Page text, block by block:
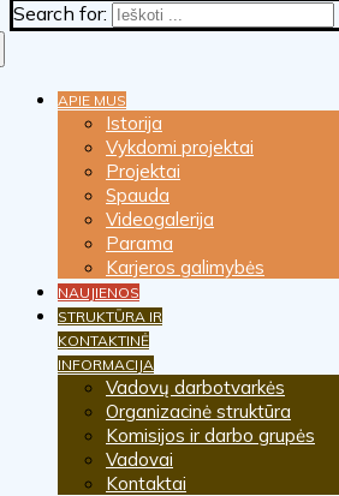
Search for:
APIE MUS
Istorija
Vykdomi projektai
Projektai
Spauda
Videogalerija
Parama
Karjeros galimybės
NAUJIENOS
STRUKTŪRA IR
KONTAKTINĖ
INFORMACIJA
Vadovų darbotvarkės
Organizacinė struktūra
Komisijos ir darbo grupės
Vadovai
Kontaktai